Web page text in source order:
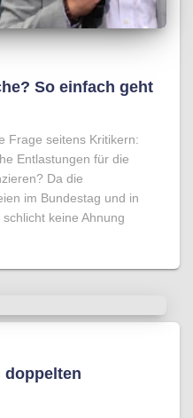
So einfach geht
Frage seitens Kritikern:
Entlastungen für die
Da die
im Bundestag und in
keine Ahnung
doppelten